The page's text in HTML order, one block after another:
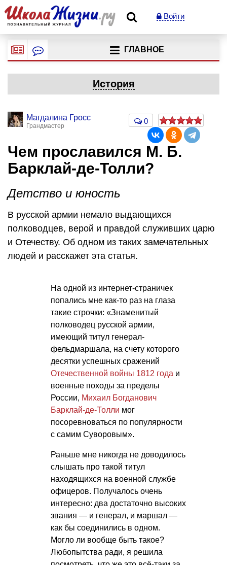
Войти
ГЛАВНОЕ
История
Магдалина Гросс
Грандмастер
0
Чем прославился М. Б.
Барклай-де-Толли?
Детство и юность
В русской армии немало выдающихся
полководцев, верой и правдой служивших царю
и Отечеству. Об одном из таких замечательных
людей и расскажет эта статья.
На одной из интернет-страничек
попались мне как-то раз на глаза
такие строчки: «Знаменитый
полководец русской армии,
имеющий титул генерал-
фельдмаршала, на счету которого
десятки успешных сражений
Отечественной войны 1812 года и
военные походы за пределы
России, Михаил Богданович
Барклай-де-Толли мог
посоревноваться по популярности
с самим Суворовым».
Раньше мне никогда не доводилось
слышать про такой титул
находящихся на военной службе
офицеров. Получалось очень
интересно: два достаточно высоких
звания — и генерал, и маршал —
как бы соединились в одном.
Могло ли вообще быть такое?
Любопытства ради, я решила